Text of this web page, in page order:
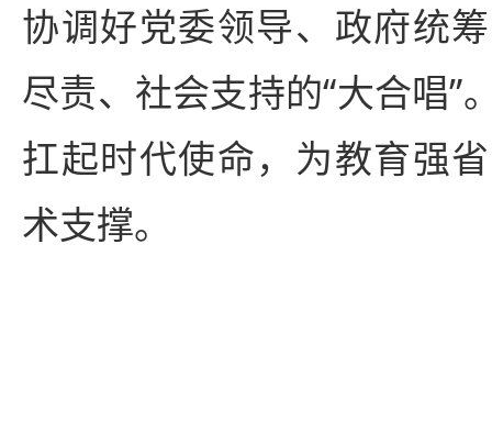
协调好党委领导、政府统
尽责、社会支持的“大合唱”
扛起时代使命，为教育强
术支撑。